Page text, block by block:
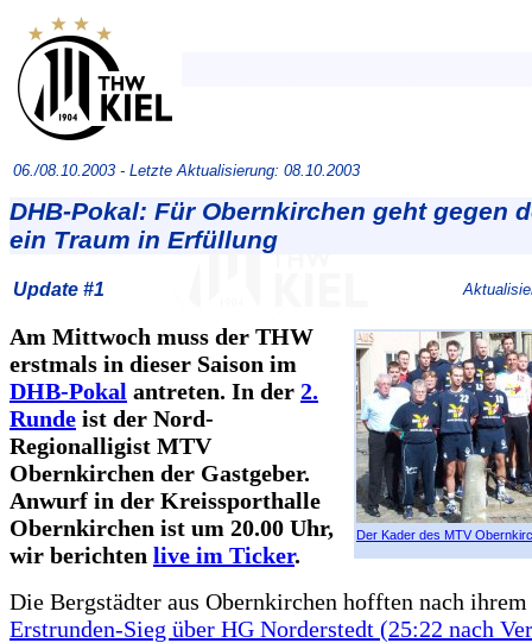
06./08.10.2003 - Letzte Aktualisierung: 08.10.2003
DHB-Pokal: Für Obernkirchen geht gegen
ein Traum in Erfüllung
Update #1
Der Kader des MTV
Am Mittwoch muss der THW
erstmals in dieser Saison im
DHB-Pokal antreten. In der 2.
Runde ist der Nord-
Regionalligist MTV
Obernkirchen der Gastgeber.
Anwurf in der Kreissporthalle
Obernkirchen ist um 20.00 Uhr,
wir berichten live im Ticker.
Die Bergstädter aus Obernkirchen hofften nach ihrem
Erstrunden-Sieg über HG Norderstedt (25:22 nach